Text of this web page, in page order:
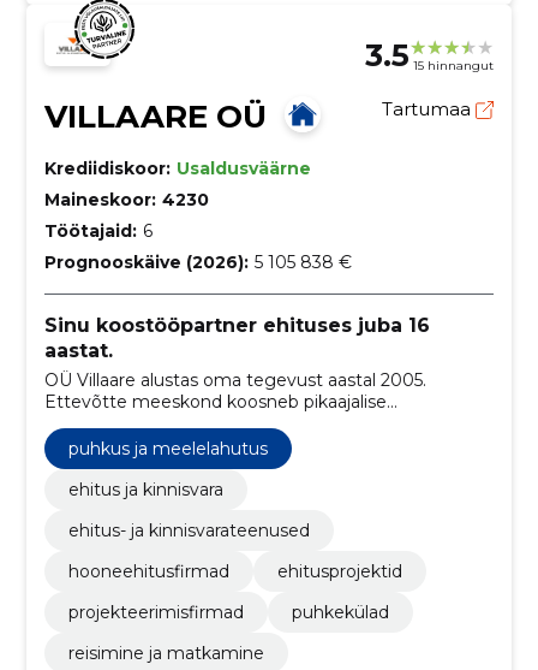
3.5 15 hinnangut
VILLAARE OÜ Tartumaa
Krediidiskoor: Usaldusväärne
Maineskoor: 4230
Töötajaid: 6
Prognooskäive (2026): 5 105 838 €
Sinu koostööpartner ehituses juba 16
aastat.
OÜ Villaare alustas oma tegevust aastal 2005.
Ettevõtte meeskond koosneb pikaajalise
kogemusega spetsialistidest.
puhkus ja meelelahutus
ehitus ja kinnisvara
ehitus- ja kinnisvarateenused
hooneehitusfirmad
ehitusprojektid
projekteerimisfirmad
puhkekülad
reisimine ja matkamine